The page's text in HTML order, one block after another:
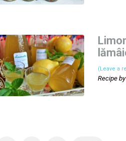
(Leave a
Recipe